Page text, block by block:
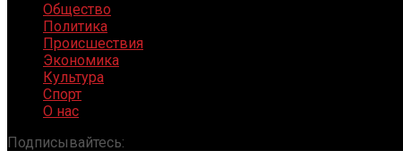
Общество
Политика
Происшествия
Экономика
Культура
Спорт
О нас
Подписывайтесь: